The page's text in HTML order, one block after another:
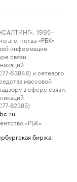
1995–
агентства «РБК»
информации
связи,
63848) и сетевого
массовой
в сфере связи,
82385)
«РБК».
биржа